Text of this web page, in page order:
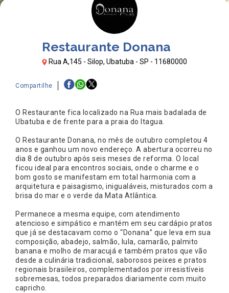
Restaurante Donana
Rua A,145 - Silop, Ubatuba - SP - 11680000
Compartilhe
O Restaurante fica localizado na Rua mais badalada de
Ubatuba e de frente para a praia do Itagua.
O Restaurante Donana, no mês de outubro completou 4
anos e ganhou um novo endereço. A abertura ocorreu no
dia 8 de outubro após seis meses de reforma. O local
ficou ideal para encontros sociais, onde o charme e o
bom gosto se manifestam em total harmonia com a
arquitetura e paisagismo, inigualáveis, misturados com a
brisa do mar e o verde da Mata Atlântica.
Permanece a mesma equipe, com atendimento
atencioso e simpático e mantém em seu cardápio pratos
que já se destacavam como o “Donana” que leva em sua
composição, abadejo, salmão, lula, camarão, palmito
banana e molho de maracujá e também pratos que vão
desde a culinária tradicional, saborosos peixes e pratos
regionais brasileiros, complementados por irresistíveis
sobremesas, todos preparados diariamente com muito
capricho.